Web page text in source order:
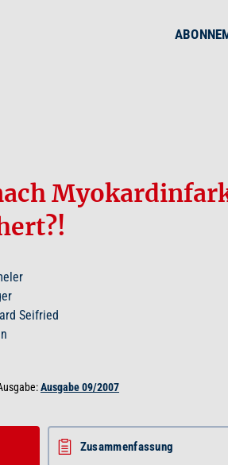
Seifried
Ausgabe 09/2007
Zusammenfassung